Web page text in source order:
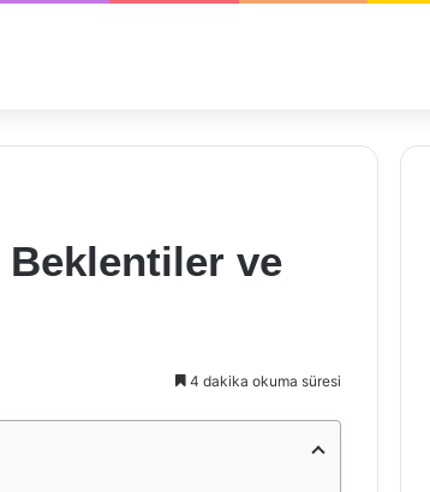
ve
4 dakika okuma süresi